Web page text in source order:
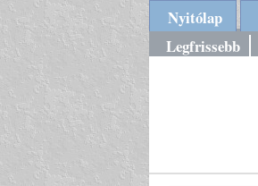
Nyitólap
Legfrissebb